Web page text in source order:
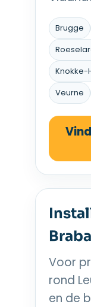
Brugge
Knokke-
Veurne
Voor
rond
en de